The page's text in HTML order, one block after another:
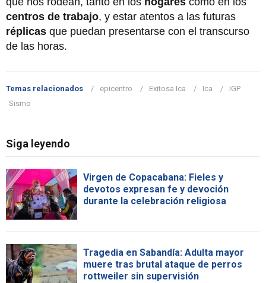
centros de trabajo, y estar atentos a las futuras
réplicas que puedan presentarse con el transcurso
de las horas.
Temas relacionados epicentro Exitosa Ica Ica
IGP
Sismo
Siga leyendo
Virgen de Copacabana: Fieles y
devotos expresan fe y devoción
durante la celebración religiosa
Tragedia en Sabandía: Adulta mayor
muere tras brutal ataque de perros
rottweiler sin supervisión